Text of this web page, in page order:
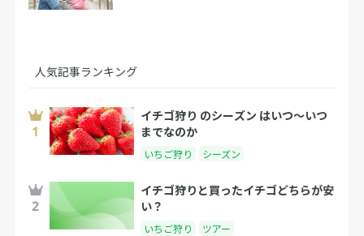
人気記事ランキング
イチゴ狩り のシーズン はいつ〜いつ
までなのか
いちご狩り シーズン
イチゴ狩りと買ったイチゴどちらが安
い？
いちご狩り ツアー